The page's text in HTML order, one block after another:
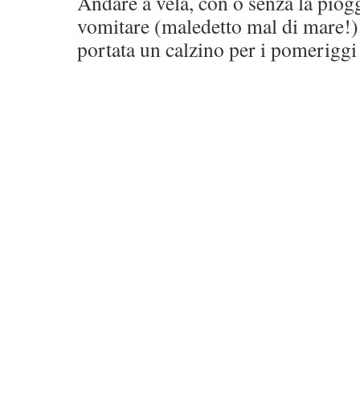
vomitare (maledetto mal di
portata un calzino per i